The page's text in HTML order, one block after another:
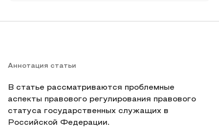
Аннотация статьи
В статье рассматриваются проблемные
аспекты правового регулирования правового
статуса государственных служащих в
Российской Федерации.